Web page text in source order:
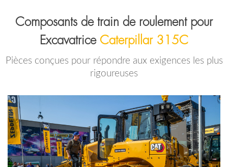
Composants de train de roulement pour
Excavatrice Caterpillar 315C
Pièces conçues pour répondre aux exigences les plus
rigoureuses